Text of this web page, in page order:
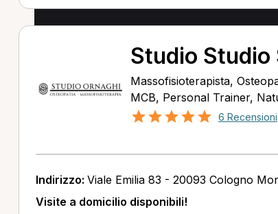
Studio Studio
Massofisioterapista,
MCB, Personal Trainer,
6 Recensioni
Indirizzo: Viale Emilia 83 - 20093 Cologno
Visite a domicilio disponibili!